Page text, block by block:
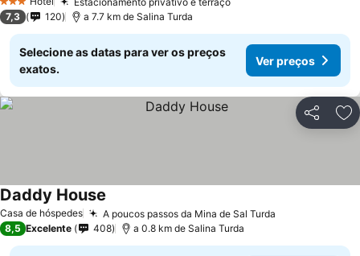
3 Estrelas
7,3
120 a 7.7 km de Salina Turda
Selecione as datas para ver os preços
exatos.
Ver preços
Partilhar
Casa de hóspedes A poucos passos da Mina de Sal Turda
Daddy House
8,5 Excelente 408 a 0.8 km de Salina Turda